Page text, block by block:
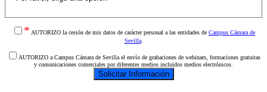
* AUTORIZO la cesión de mis datos de carácter personal a las entidades de Campus Cámara de
Sevilla.
AUTORIZO a Campus Cámara de Sevilla el envío de grabaciones de webinars, formaciones gratuitas
y comunicaciones comerciales por diferentes medios incluidos medios electrónicos.